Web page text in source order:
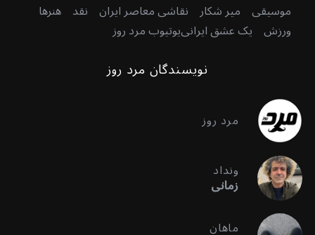
موسیقی میر شکار نقاشی معاصر ایران نقد هنرها
ورزش یک عشق ایرانییوتیوب مرد روز
نویسندگان مرد روز
مرد روز
ونداد
زمانی
ماهان
e
a
o
r